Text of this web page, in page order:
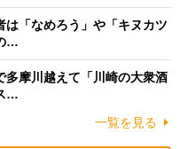
は「なめろう」や「キヌカツ
…
多摩川越えて「川崎の大衆酒
…
一覧を見る